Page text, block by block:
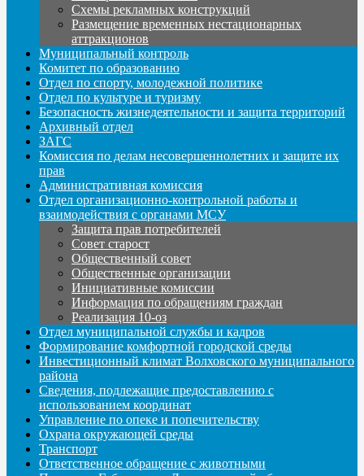
Схемы рекламных конструкций
Размещение временных нестационарных
аттракционов
Муниципальный контроль
Комитет по образованию
Отдел по спорту, молодежной политике
Отдел по культуре и туризму
Безопасность жизнедеятельности и защита территорий
Архивный отдел
ЗАГС
Комиссия по делам несовершеннолетних и защите их
прав
Административная комиссия
Отдел организационно-контрольной работы и
взаимодействия с органами МСУ
Защита прав потребителей
Совет старост
Общественный совет
Общественные организации
Инициативные комиссии
Информация по обращениям граждан
Реализация 10-оз
Отдел муниципальной службы и кадров
Формирование комфортной городской среды
Инвестиционный климат Волховского муниципального
района
Сведения, подлежащие предоставлению с
использованием координат
Управление по опеке и попечительству
Охрана окружающей среды
Транспорт
Ответственное обращение с животными